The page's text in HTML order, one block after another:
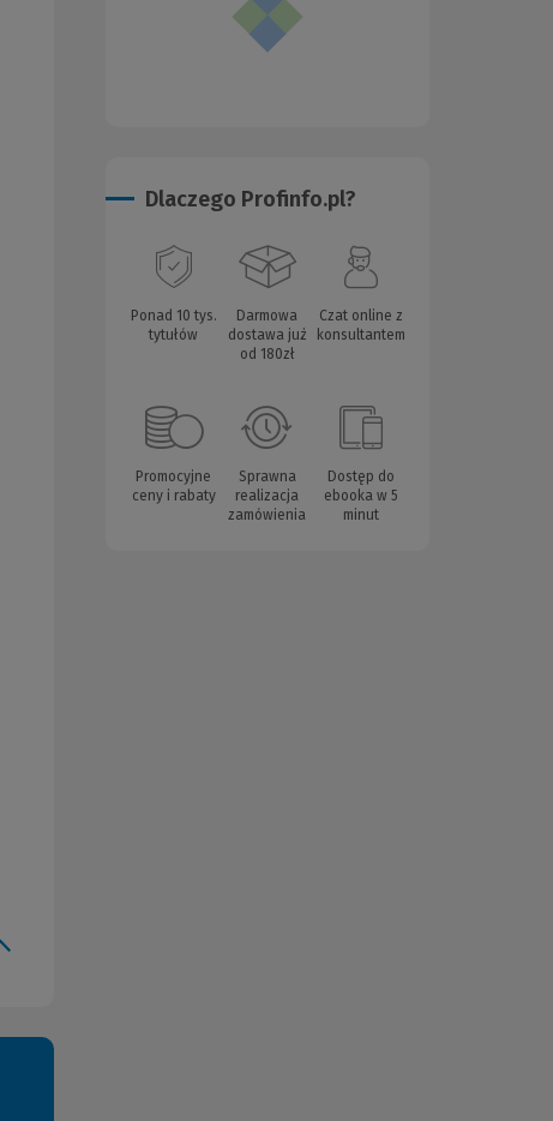
Dlaczego Profinfo.pl?
Ponad 10 tys.
tytułów
Darmowa
dostawa już
od 180zł
Czat online z
konsultantem
Promocyjne
ceny i rabaty
Sprawna
realizacja
zamówienia
Dostęp do
ebooka w 5
minut